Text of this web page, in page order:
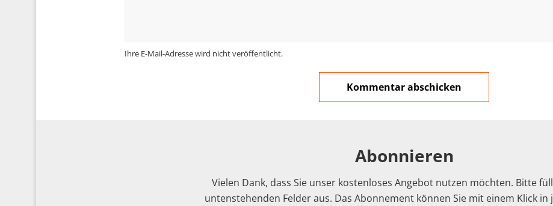
Ihre E-Mail-Adresse wird nicht veröffentlicht.
Abonnieren
Vielen Dank, dass Sie unser kostenloses Angebot nutzen möchten. Bitte
untenstehenden Felder aus. Das Abonnement können Sie mit einem Klick in